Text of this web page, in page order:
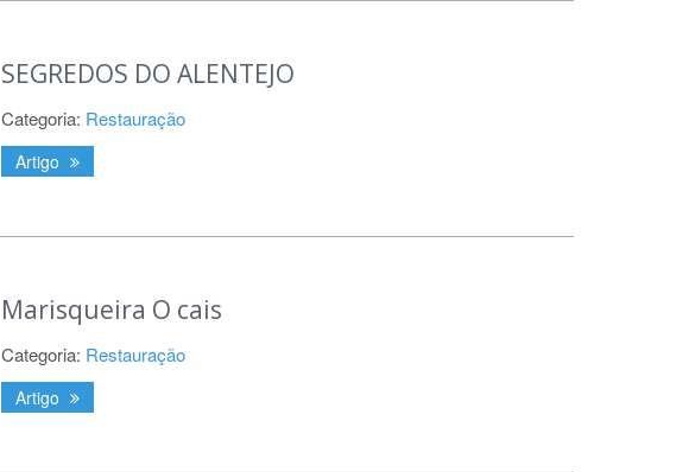
SEGREDOS DO ALENTEJO
Categoria: Restauração
Artigo
Marisqueira O cais
Categoria: Restauração
Artigo